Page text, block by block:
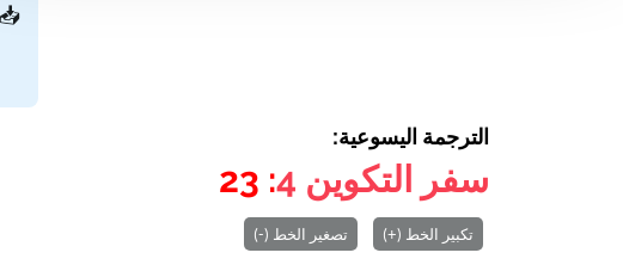
الترجمة اليسوعية:
سفر التكوين 4
: 23
تكبير الخط (+) تصغير الخط (-)